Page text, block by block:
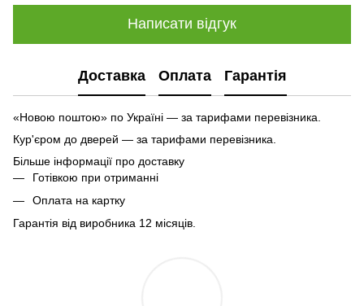
Написати відгук
Доставка Оплата Гарантія
«Новою поштою» по Україні — за тарифами перевізника.
Кур'єром до дверей — за тарифами перевізника.
Більше інформації про доставку
Готівкою при отриманні
Оплата на картку
Гарантія від виробника 12 місяців.